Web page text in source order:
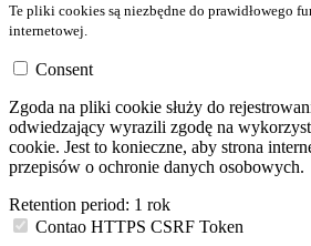
Te pliki cookies są niezbędne do prawidłowego
internetowej.
Consent
Zgoda na pliki cookie służy do
odwiedzający wyrazili zgodę na
cookie. Jest to konieczne, aby strona
przepisów o ochronie danych osobowych.
Retention period: 1 rok
Contao HTTPS CSRF Token